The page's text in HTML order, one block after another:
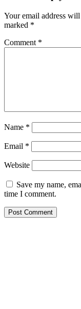
Your email address
marked *
Comment *
Name *
Email *
Website
Save my name,
time I comment.